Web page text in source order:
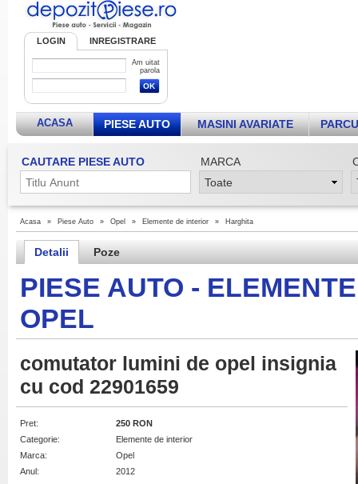
LOGIN INREGISTRARE
Am uitat
parola
ACASA PIESE AUTO MASINI AVARIATE
CAUTARE PIESE AUTO MARCA
Acasa » Piese Auto » Opel » Elemente de interior » Harghita
Detalii Poze
PIESE AUTO -
OPEL
comutator lumini de opel insignia
cu cod 22901659
Pret:
250 RON
Categorie:
Elemente de interior
Marca:
Opel
Anul:
2012